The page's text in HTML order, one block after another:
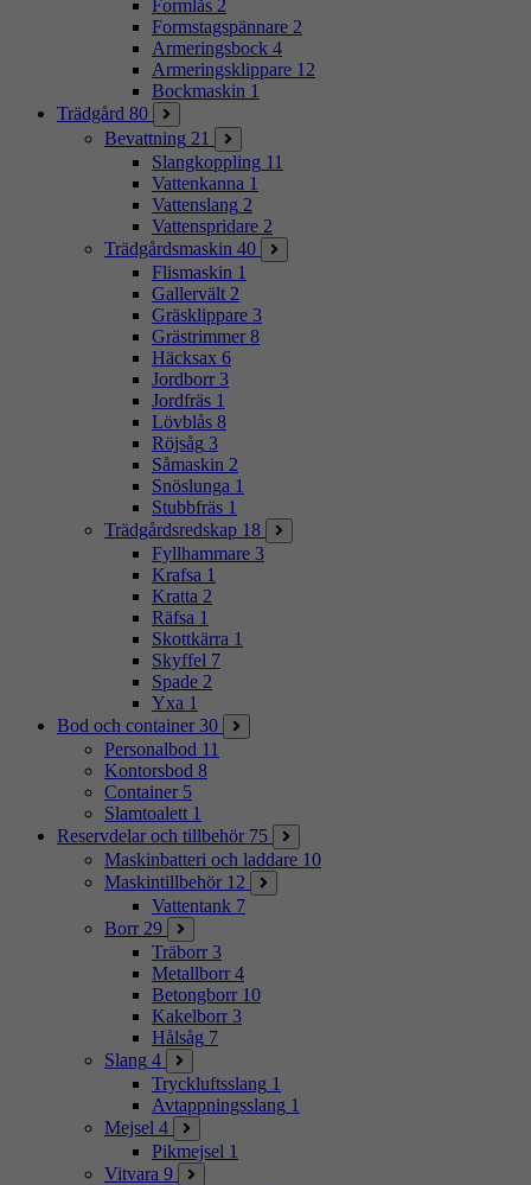
Formlås 2
Formstagspännare 2
Armeringsbock 4
Armeringsklippare 12
Bockmaskin 1
Trädgård 80
Bevattning 21
Slangkoppling 11
Vattenkanna 1
Vattenslang 2
Vattenspridare 2
Trädgårdsmaskin 40
Flismaskin 1
Gallervält 2
Gräsklippare 3
Grästrimmer 8
Häcksax 6
Jordborr 3
Jordfräs 1
Lövblås 8
Röjsåg 3
Såmaskin 2
Snöslunga 1
Stubbfräs 1
Trädgårdsredskap 18
Fyllhammare 3
Krafsa 1
Kratta 2
Räfsa 1
Skottkärra 1
Skyffel 7
Spade 2
Yxa 1
Bod och container 30
Personalbod 11
Kontorsbod 8
Container 5
Slamtoalett 1
Reservdelar och tillbehör 75
Maskinbatteri och laddare 10
Maskintillbehör 12
Vattentank 7
Borr 29
Träborr 3
Metallborr 4
Betongborr 10
Kakelborr 3
Hålsåg 7
Slang 4
Tryckluftsslang 1
Avtappningsslang 1
Mejsel 4
Pikmejsel 1
Vitvara 9